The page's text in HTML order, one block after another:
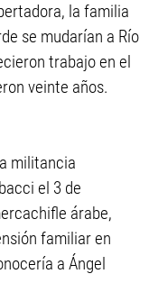
la familia
se mudarían a Río
trabajo en el
veinte años.
militancia
el 3 de
árabe,
familiar en
a Ángel